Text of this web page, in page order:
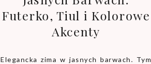
Futerko, Tiul i Kolorowe
Akcenty
Elegancka zima w jasnych barwach. Tym